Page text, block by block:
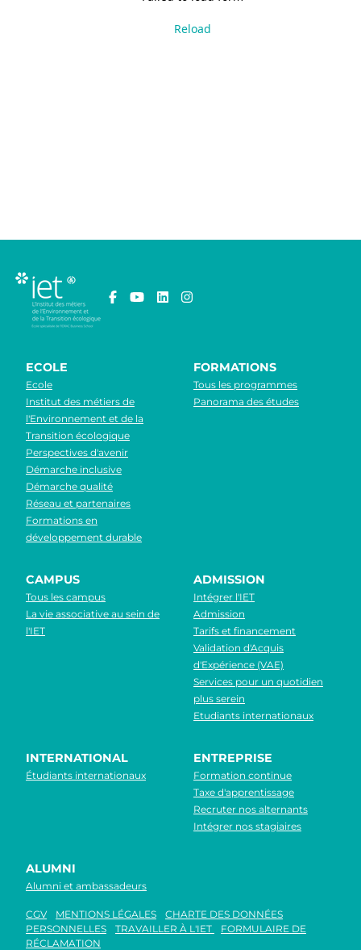
Reload
ECOLE
Ecole
Institut des métiers de
l'Environnement et de la
Transition écologique
Perspectives d'avenir
Démarche inclusive
Démarche qualité
Réseau et partenaires
Formations en
développement durable
FORMATIONS
Tous les programmes
Panorama des études
CAMPUS
Tous les campus
La vie associative au sein de
l'IET
ADMISSION
Intégrer l'IET
Admission
Tarifs et financement
Validation d'Acquis
d'Expérience (VAE)
Services pour un quotidien
plus serein
Etudiants internationaux
INTERNATIONAL
Étudiants internationaux
ENTREPRISE
Formation continue
Taxe d'apprentissage
Recruter nos alternants
Intégrer nos stagiaires
ALUMNI
Alumni et ambassadeurs
CGV MENTIONS LÉGALES
CHARTE DES DONNÉES
PERSONNELLES
TRAVAILLER À L'IET
FORMULAIRE DE
RÉCLAMATION